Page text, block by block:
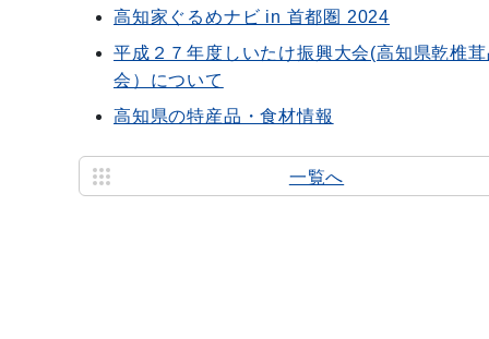
高知家ぐるめナビ in 首都圏 2024
平成２７年度しいたけ振興大会(高知県乾椎
会）について
高知県の特産品・食材情報
一覧へ